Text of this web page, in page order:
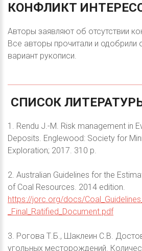
КОНФЛИКТ
Авторы заявляют об отсутствии
Все авторы прочитали и одобрили
вариант рукописи.
СПИСОК
1. Rendu J.-M. Risk management in
Deposits. Englewood: Society for
Exploration; 2017. 310 p.
2. Australian Guidelines for the
of Coal Resources. 2014 edition.
https://jorc.org/docs/
_Final_Ratified_Document.pdf
3. Рогова Т.Б., Шаклеин С.В.
угольных месторождений.